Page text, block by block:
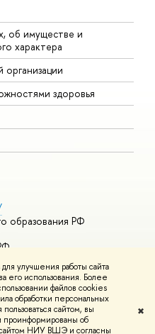
улучшения работы сайта
использования. Более
файлов cookies
обработки персональных
сайтом, вы
проинформированы об
сайтом НИУ ВШЭ и согласны
✖
об имуществе и
характера
здоровья
образования РФ
Условия
конфиденциальности